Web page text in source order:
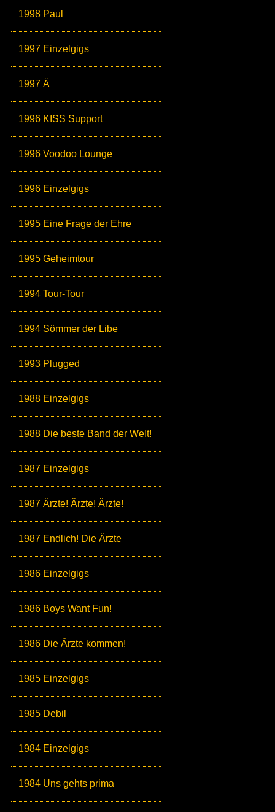
1998 Paul
1997 Einzelgigs
1997 Ä
1996 KISS Support
1996 Voodoo Lounge
1996 Einzelgigs
1995 Eine Frage der Ehre
1995 Geheimtour
1994 Tour-Tour
1994 Sömmer der Libe
1993 Plugged
1988 Einzelgigs
1988 Die beste Band der Welt!
1987 Einzelgigs
1987 Ärzte! Ärzte! Ärzte!
1987 Endlich! Die Ärzte
1986 Einzelgigs
1986 Boys Want Fun!
1986 Die Ärzte kommen!
1985 Einzelgigs
1985 Debil
1984 Einzelgigs
1984 Uns gehts prima